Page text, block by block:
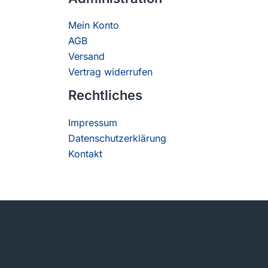
Mein Konto
AGB
Versand
Vertrag widerrufen
Rechtliches
Impressum
Datenschutzerklärung
Kontakt